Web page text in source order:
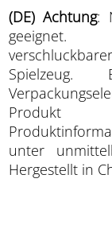
(DE) Achtung:
geeignet.
Produkt
unter
Hergestellt in